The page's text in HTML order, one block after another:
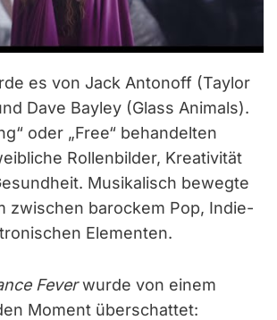
es von Jack Antonoff (Taylor
Dave Bayley (Glass Animals).
oder „Free“ behandelten
Rollenbilder, Kreativität
Musikalisch bewegte
zwischen barockem Pop, Indie-
Elementen.
Feverwurde von einem
Moment überschattet: